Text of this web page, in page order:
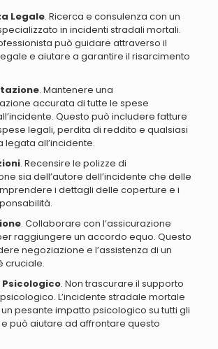
Legale. Ricerca e consulenza con un
in incidenti stradali mortali.
può guidare attraverso il
e aiutare a garantire il risarcimento
. Mantenere una
accurata di tutte le spese
Questo può includere fatture
legali, perdita di reddito e qualsiasi
legata all’incidente.
. Recensire le polizze di
sia dell’autore dell’incidente che delle
i dettagli delle coperture e i
. Collaborare con l’assicurazione
raggiungere un accordo equo. Questo
negoziazione e l’assistenza di un
cruciale.
. Non trascurare il supporto
L’incidente stradale mortale
pesante impatto psicologico su tutti gli
può aiutare ad affrontare questo